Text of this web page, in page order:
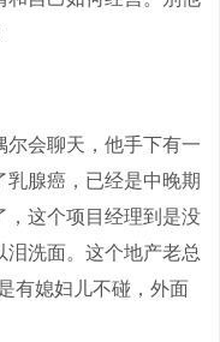
会聊天，他手下有一
腺癌，已经是中晚期
这个项目经理到是没
洗面。这个地产老总
有媳妇儿不碰，外面